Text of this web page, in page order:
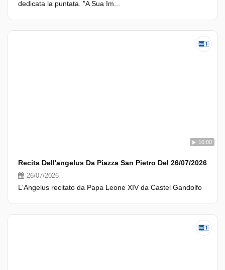
dedicata la puntata. "A Sua Im...
10:00
Recita Dell'angelus Da Piazza San Pietro Del 26/07/2026
26/07/2026
L'Angelus recitato da Papa Leone XIV da Castel Gandolfo